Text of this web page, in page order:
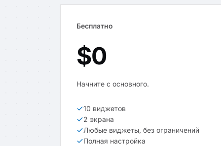
Бесплатно
$0
Начните с основного.
10 виджетов
2 экрана
Любые виджеты, без ограничений
Полная настройка